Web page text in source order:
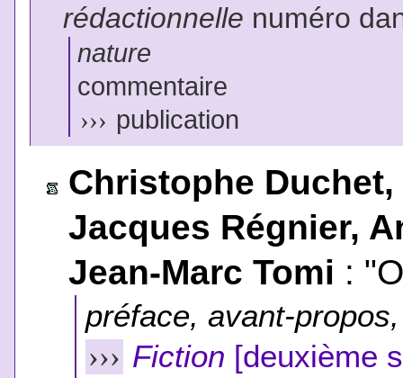
rédactionnelle numéro
nature
commentaire
››› publication
Christophe
Jacques Régnier,
Jean-Marc Tomi :
préface, avant-
››› Fiction [deuxième